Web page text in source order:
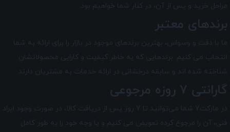
مراحل خرید و پس از آن، در کنار شما خواهیم بود.
برندهای معتبر
ما با دقت و وسواس، بهترین برندهای موجود در بازار را برای ارائه به شما
انتخاب می کنیم. برندهایی که به خاطر کیفیت و کارایی محصولاتشان
شناخته شده اند و سابقه درخشانی در ارائه خدمات به مشتریان دارند.
گارانتی 7 روزه مرجوعی
در مارکت7 شما می‌توانید تا 7 روز پس از دریافت کالا، در صورت وجود ایراد
فنی، آن را مرجوع کرده تعویض می کنیم و یا وجه خود را به طور کامل